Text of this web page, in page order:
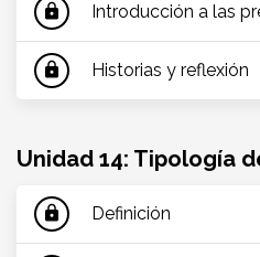
lock Introducción a las
lock Historias y reflexión
Unidad 14: Tipología
lock Definición